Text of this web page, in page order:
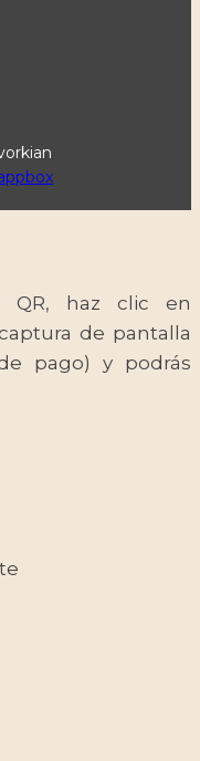
QR, haz clic en
de pantalla
pago) y podrás